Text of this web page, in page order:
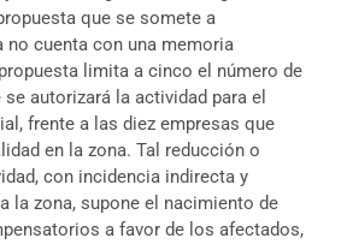
que se somete a
cuenta con una memoria
limita a cinco el número de
autorizará la actividad para el
frente a las diez empresas que
en la zona. Tal reducción o
con incidencia indirecta y
la zona, supone el nacimiento de
a favor de los afectados,